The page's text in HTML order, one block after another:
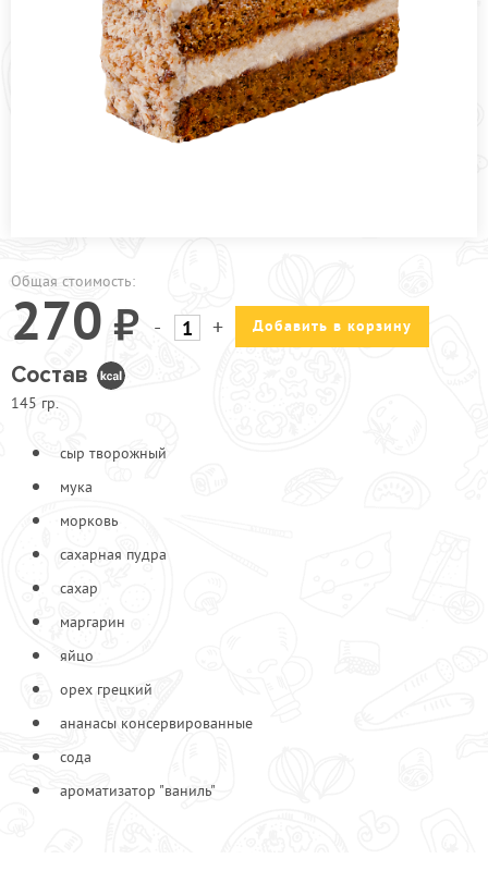
ПРОЧЕЕ
АКЦИИ
Общая стоимость:
270 - + Добавить в корзину
Состав
145 гр.
сыр творожный
мука
морковь
сахарная пудра
сахар
маргарин
яйцо
орех грецкий
ананасы консервированные
сода
ароматизатор "ваниль"